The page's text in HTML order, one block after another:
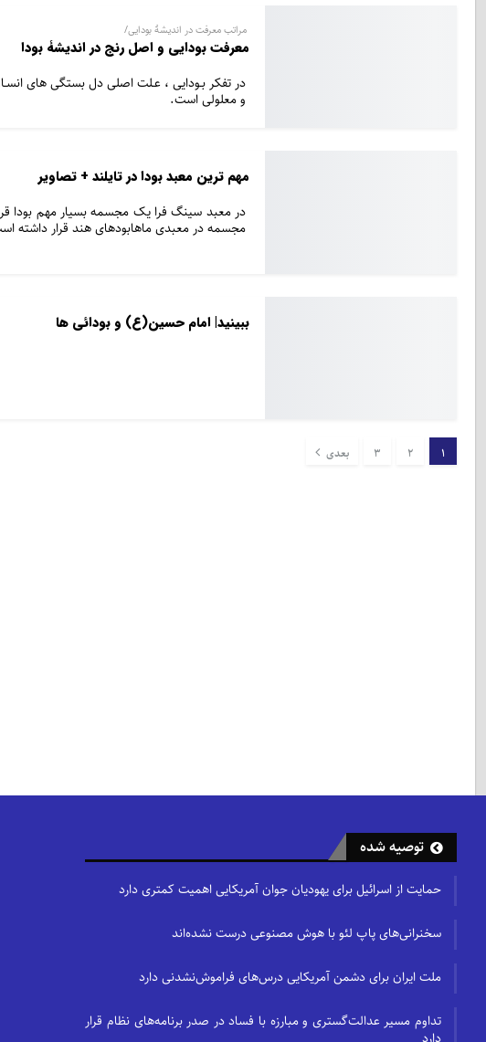
مراتب معرفت در انديشۀ بودايی/
معرفت بودایی و اصل‌ رنج در انديشۀ بودا
در تفکر بـودايی ، عـلت اصلی دل بستگی های
و معلولی است.
مهم ترین معبد بودا در تایلند + تصاویر
در معبد سینگ فرا یک مجسمه بسیار مهم بودا
مجسمه در معبدی ماهابودهای هند قرار داشته
ببینید| امام حسین(ع) و بودائی ها
1
2
3 بعدی
توصیه شده
حمایت از اسرائیل برای یهودیان جوان آمریکایی اهمیت کمتری دارد
سخنرانی‌های پاپ لئو با هوش مصنوعی درست نشده‌اند
ملت ایران برای دشمن آمریکایی درس‌های فراموش‌نشدنی دارد
تداوم مسیر عدالت‌گستری و مبارزه با فساد در صدر برنامه‌های نظام قرار